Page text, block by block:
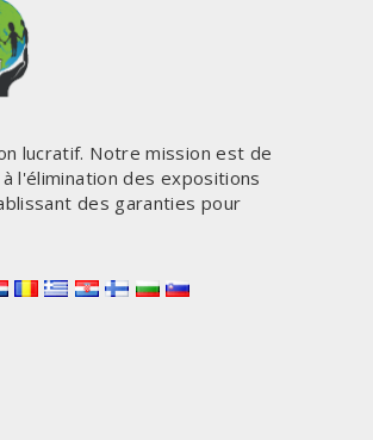
lucratif. Notre mission est de
l'élimination des expositions
des garanties pour